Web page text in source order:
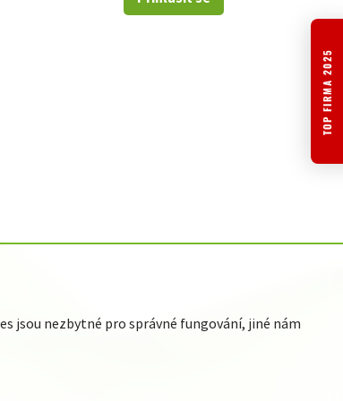
jsou nezbytné pro správné fungování, jiné nám
TOP FIRMA 2025